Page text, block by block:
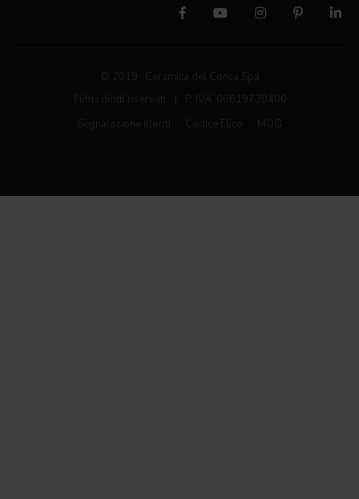
© 2019 Ceramica del Conca Spa
Tutti i diritti riservati
P. IVA 00819720400
Segnalazione illeciti
Codice Etico MOG